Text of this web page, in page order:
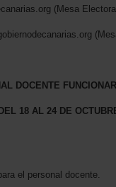
(Mesa Electoral
DOCENTE
18 AL 24 DE
el personal docente.